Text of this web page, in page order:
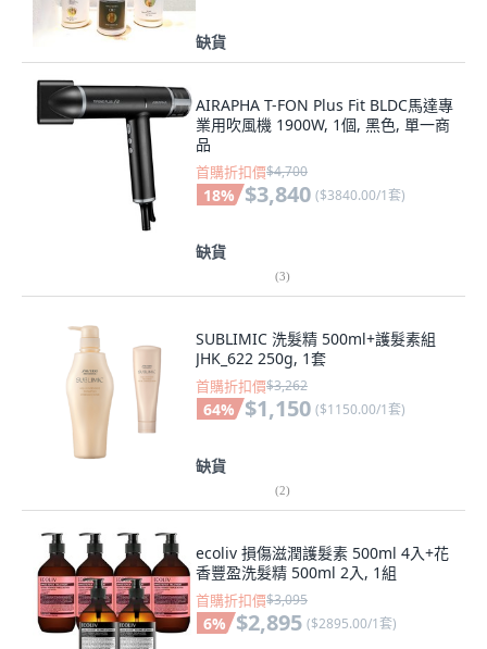
缺貨
AIRAPHA T-FON Plus Fit BLDC馬達專
業用吹風機 1900W, 1個, 黑色, 單一商
品
首購折扣價$4,700
18% $3,840 ($3840.00/1套)
缺貨
(3)
SUBLIMIC 洗髮精 500ml+護髮素組
JHK_622 250g, 1套
首購折扣價$3,262
64% $1,150 ($1150.00/1套)
缺貨
(2)
ecoliv 損傷滋潤護髮素 500ml 4入+花
香豐盈洗髮精 500ml 2入, 1組
首購折扣價$3,095
6% $2,895 ($2895.00/1套)